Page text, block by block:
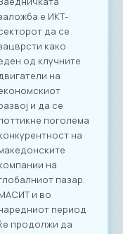
индустрии, со што
се отвора широк
дигитализација на
бизнис процесите
и директни средби
помеѓу домашните
ИКТ добавувачи и
потенцијални
клиенти од други
стопански гранки.
Преку наменската
B2B платформа,
сите учесници ќе
можат ефикасно да
го менаџираат